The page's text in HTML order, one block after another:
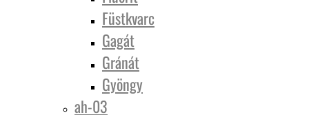
Füstkvarc
Gagát
Gránát
Gyöngy
ah-03